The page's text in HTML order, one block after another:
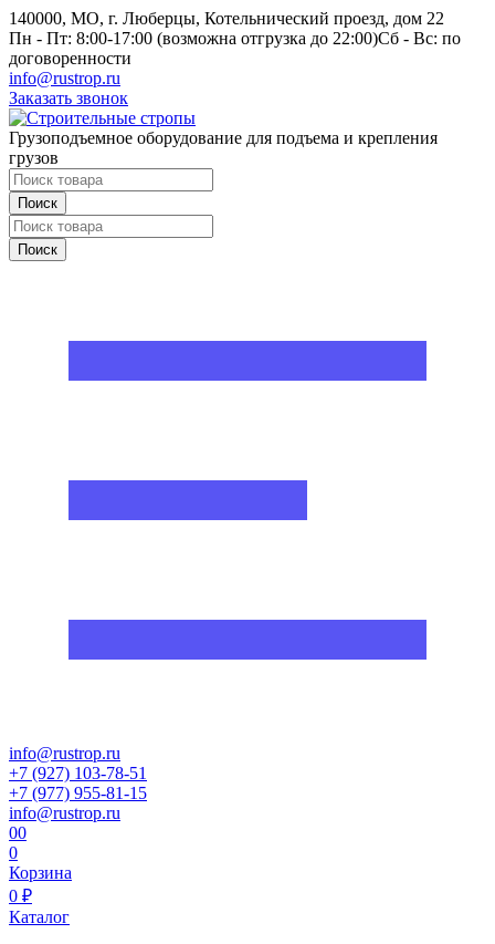
140000, МО, г. Люберцы, Котельнический проезд, дом 22
Пн - Пт: 8:00-17:00 (возможна отгрузка до 22:00)Сб - Вс: по
договоренности
info@rustrop.ru
Заказать звонок
Грузоподъемное оборудование для подъема и крепления
грузов
Поиск
Поиск
info@rustrop.ru
+7 (927) 103-78-51
+7 (977) 955-81-15
info@rustrop.ru
00
0
Корзина
0 ₽
Каталог